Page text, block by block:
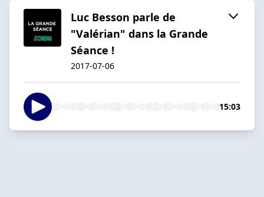
Luc Besson parle de
"Valérian" dans la Grande
Séance !
2017-07-06
15:03